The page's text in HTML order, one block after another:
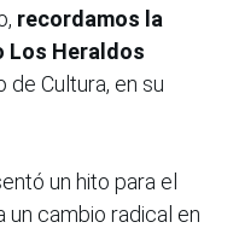
recordamos la
Los Heraldos
Cultura, en su
un hito para el
un cambio radical en